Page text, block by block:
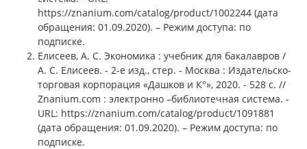
https://znanium.com/catalog/product/1002244 (дата
обращения: 01.09.2020). – Режим доступа: по
подписке.
Елисеев, А. С. Экономика : учебник для бакалавров /
А. С. Елисеев. - 2-е изд., стер. - Москва : Издательско-
торговая корпорация «Дашков и К°», 2020. - 528 с. //
Znanium.com : электронно –библиотечная система. -
URL: https://znanium.com/catalog/product/1091881
(дата обращения: 01.09.2020). – Режим доступа: по
подписке.